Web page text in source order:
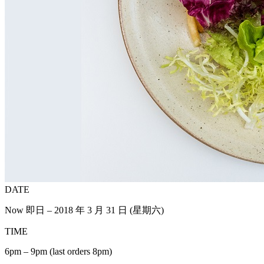
DATE
Now 即日 – 2018 年 3 月 31 日 (星期六)
TIME
6pm – 9pm (last orders 8pm)